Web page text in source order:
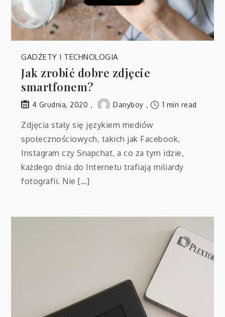
GADŻETY I TECHNOLOGIA
Jak zrobić dobre zdjęcie
smartfonem?
4 Grudnia, 2020 Danyboy 1 min read
Zdjęcia stały się językiem mediów
społecznościowych, takich jak Facebook,
Instagram czy Snapchat, a co za tym idzie,
każdego dnia do Internetu trafiają miliardy
fotografii. Nie […]